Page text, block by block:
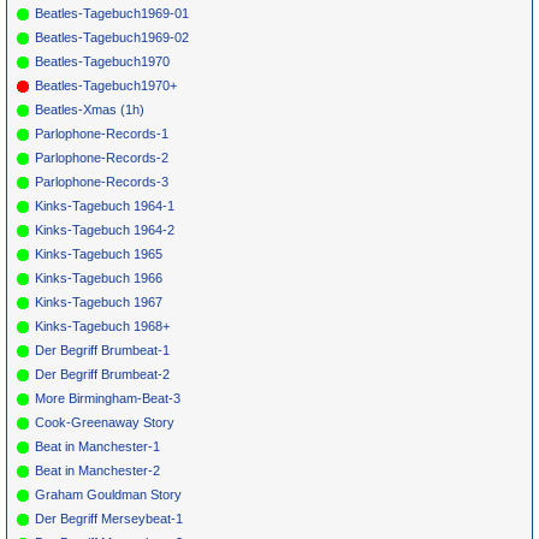
* 068
Dave Clark
Five
I Like It Like
That
Pussycat
* 072 Yardbirds
Heart Full Of
Your Troubles
* 076
Herman's
Just A Little Bit
Stones
Cloud
* 080
Mama Betty's
Band
Wie John Paul
Ringo (F)
* 082 Beatles Help (Live)
Beatles-Tagebuch1969-01
Beatles-Tagebuch1969-02
Beatles-Tagebuch1970
Beatles-Tagebuch1970+
Beatles-Xmas (1h)
Parlophone-Records-1
Parlophone-Records-2
Parlophone-Records-3
Kinks-Tagebuch 1964-1
Kinks-Tagebuch 1964-2
Kinks-Tagebuch 1965
Kinks-Tagebuch 1966
Kinks-Tagebuch 1967
Kinks-Tagebuch 1968+
Der Begriff Brumbeat-1
Der Begriff Brumbeat-2
More Birmingham-Beat-3
Cook-Greenaway Story
Beat in Manchester-1
Beat in Manchester-2
Graham Gouldman Story
Der Begriff Merseybeat-1